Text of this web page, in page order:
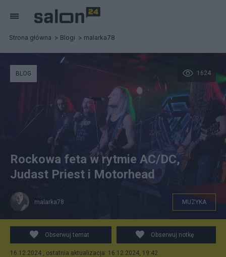
Strona główna Blogi malarka78
1624
BLOG
Rockowa feta w rytmie AC/DC,
Judast Priest i Motorhead
malarka78 MUZYKA
Obserwuj temat Obserwuj notkę
16.12.2024 , ostatnia aktualizacja: 16.12.2024, 19:42